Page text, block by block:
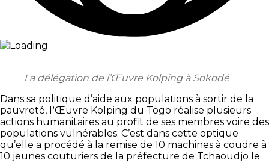
La délégation de l’Œuvre Kolping à Sokodé
Dans sa politique d’aide aux populations à sortir de la
pauvreté, l ’Œuvre Kolping du Togo réalise plusieurs
actions humanitaires au profit de ses membres voire des
populations vulnérables. C’est dans cette optique
qu’elle a procédé à la remise de 10 machines à coudre à
10 jeunes couturiers de la préfecture de Tchaoudjo le